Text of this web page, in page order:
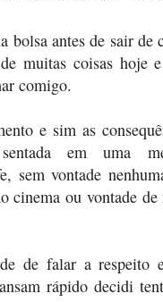
antes de sair de
muitas coisas hoje
comigo.
e sim as
em uma
sem vontade
cinema ou vontade
de falar a respeito
rápido decidi